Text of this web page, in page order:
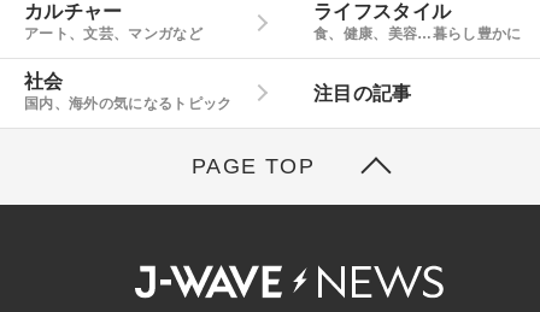
カルチャー
アート、文芸、マンガなど
ライフスタイル
食、健康、美容…暮らし豊かに
社会
国内、海外の気になるトピック
注目の記事
PAGE TOP